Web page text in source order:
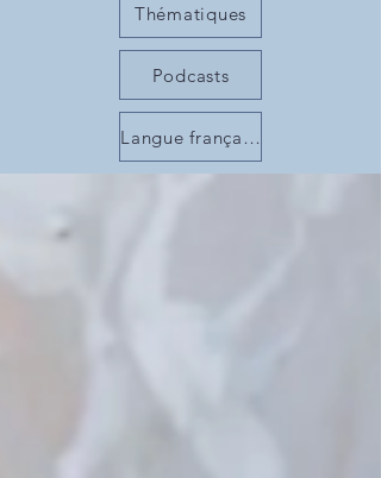
Thématiques
Podcasts
Langue française